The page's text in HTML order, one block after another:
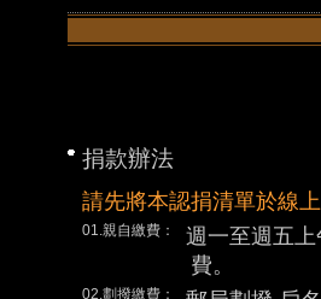
捐款辦法
請先將本認捐清單於線
01.親自繳費：
週一至週五
費。
02.劃撥繳費：